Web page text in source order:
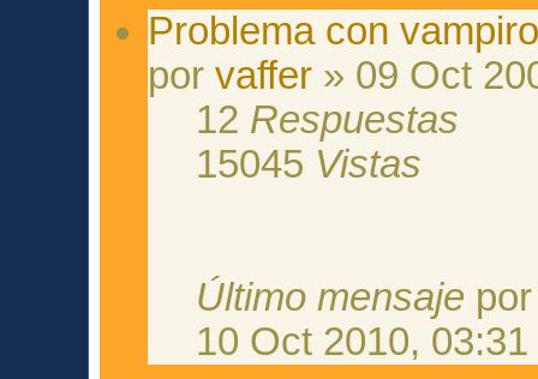
Problema con
porvaffer » 09 Oct
12 Respuestas
15045 Vistas
Último mensaje
10 Oct 2010, 03:31